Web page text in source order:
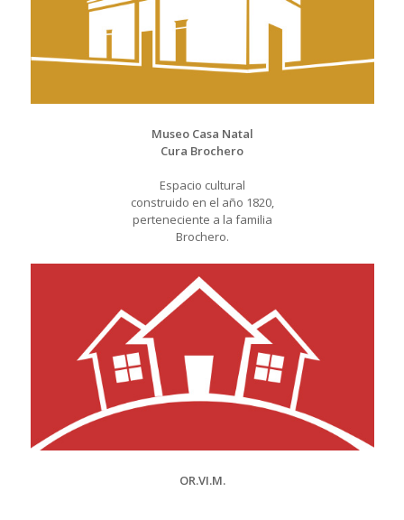
Museo Casa Natal
Cura Brochero
Espacio cultural
construido en el año 1820,
perteneciente a la familia
Brochero.
OR.VI.M.